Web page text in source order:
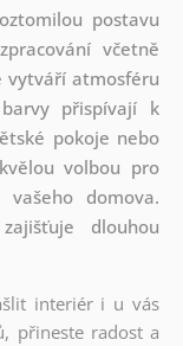
postavu
včetně
vytváří atmosféru
přispívají k
pokoje nebo
volbou pro
domova.
dlouhou
interiér i u vás
přineste radost a